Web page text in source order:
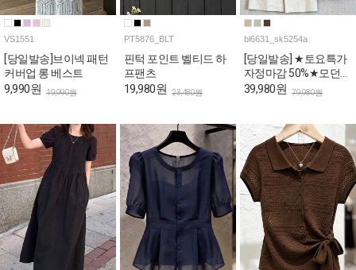
VS1551
[당일발송]브이넥 패턴
커버업 롱 베스트
9,990원 19,990원
PT5876_BLT
핀턱 포인트 벨티드 하
프팬츠
19,980원 23,480원
bl6631_sk5254a
[당일발송] ★토요특가
자정마감 50%★모던
오피스룩 블라우스&H
39,980원 79,980원